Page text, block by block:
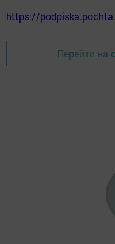
https://
Перейти на